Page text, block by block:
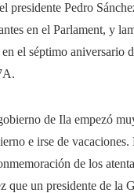
presidente Pedro
en el Parlament, y
el séptimo aniversario
de Ila empezó
e irse de vacaciones.
de los
que un presidente de la